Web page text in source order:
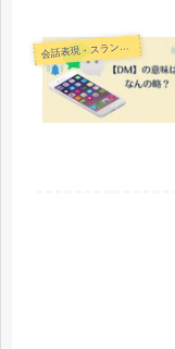
会話表現・スラング・ことわざ